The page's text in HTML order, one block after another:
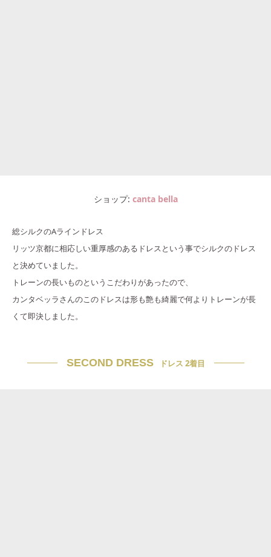
ショップ canta bella
総シルクのAラインドレス
リッツ京都に相応しい重厚感のあるドレスという事でシルクのドレス
と決めていました。
トレーンの長いものというこだわりがあったので、
カンタベッラさんのこのドレスは形も艶も綺麗で何よりトレーンが長
くて即決しました。
SECOND DRESS ドレス 2着目